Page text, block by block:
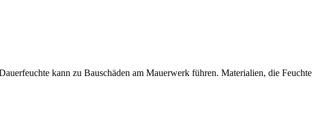
kann zu Bauschäden am Mauerwerk führen. Materialien, die Feuchte